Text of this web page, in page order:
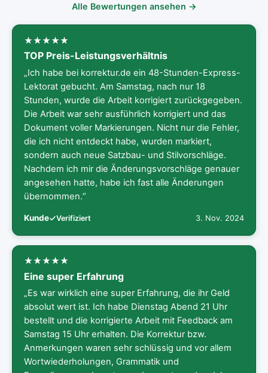
Alle Bewertungen ansehen →
TOP Preis-Leistungsverhältnis
„Ich habe bei korrektur.de ein 48-Stunden-Express-
Lektorat gebucht. Am Samstag, nach nur 18
Stunden, wurde die Arbeit korrigiert zurückgegeben.
Die Arbeit war sehr ausführlich korrigiert und das
Dokument voller Markierungen. Nicht nur die Fehler,
die ich nicht entdeckt habe, wurden markiert,
sondern auch neue Satzbau- und Stilvorschläge.
Nachdem ich mir die Änderungsvorschläge genauer
angesehen hatte, habe ich fast alle Änderungen
übernommen.“
Kunde Verifiziert 3. Nov. 2024
Eine super Erfahrung
„Es war wirklich eine super Erfahrung, die ihr Geld
absolut wert ist. Ich habe Dienstag Abend 21 Uhr
bestellt und die korrigierte Arbeit mit Feedback am
Samstag 15 Uhr erhalten. Die Korrektur bzw.
Anmerkungen waren sehr schlüssig und vor allem
Wortwiederholungen, Grammatik und